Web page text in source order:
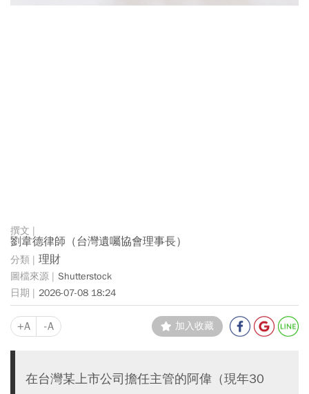
劉韋德律師（台灣遺囑協會理事長）
理財
Shutterstock
2026-07-08 18:24
+A -A 加入收藏
在台灣某上市公司擔任主管的阿偉（現年30